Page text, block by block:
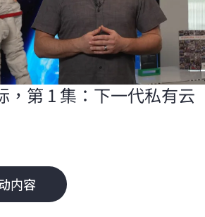
，第 1 集：下一代私有云
内容